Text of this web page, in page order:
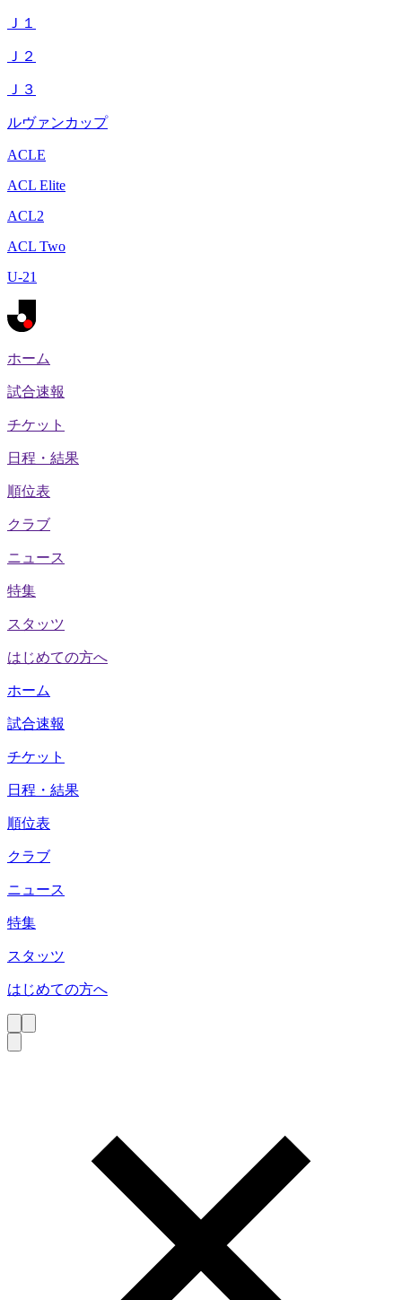
Ｊ１
Ｊ２
Ｊ３
ルヴァンカップ
ACLE
ACL Elite
ACL2
ACL Two
U-21
ホーム
試合速報
チケット
日程・結果
順位表
クラブ
ニュース
特集
スタッツ
はじめての方へ
ホーム
試合速報
チケット
日程・結果
順位表
クラブ
ニュース
特集
スタッツ
はじめての方へ